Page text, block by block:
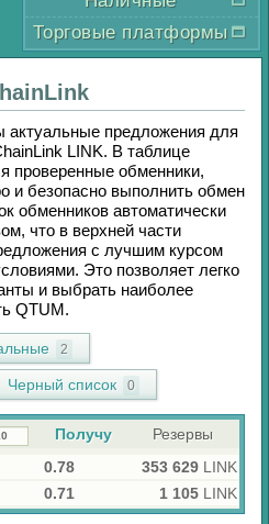
Торговые платформы
актуальные предложения для
LINK. В таблице
проверенные обменники,
и безопасно выполнить обмен
обменников автоматически
что в верхней части
с лучшим курсом
Это позволяет легко
и выбрать наиболее
QTUM.
2
Черный список 0
Получу
Резервы
0.78 353 629 LINK
0.71 1 105 LINK